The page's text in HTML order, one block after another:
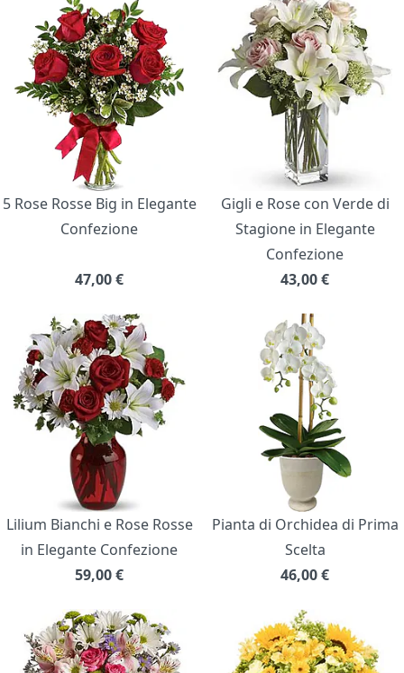
5 Rose Rosse Big in Elegante
Confezione
47,00€
Gigli e Rose con Verde di
Stagione in Elegante
Confezione
43,00€
Lilium Bianchi e Rose Rosse
in Elegante Confezione
59,00€
Pianta di Orchidea di Prima
Scelta
46,00€